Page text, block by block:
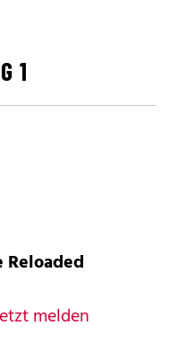
1
Reloaded
melden